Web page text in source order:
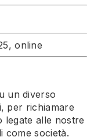
online
un diverso
per richiamare
legate alle nostre
come società.